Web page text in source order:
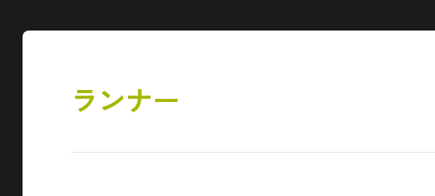
ランナー